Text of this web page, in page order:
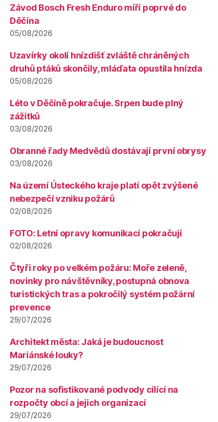
Závod Bosch Fresh Enduro míří poprvé do
Děčína
05/08/2026
Uzavírky okolí hnízdišť zvláště chráněných
druhů ptáků skončily, mláďata opustila hnízda
05/08/2026
Léto v Děčíně pokračuje. Srpen bude plný
zážitků
03/08/2026
Obranné řady Medvědů dostávají první obrysy
03/08/2026
Na území Ústeckého kraje platí opět zvýšené
nebezpečí vzniku požárů
02/08/2026
FOTO: Letní opravy komunikací pokračují
02/08/2026
Čtyři roky po velkém požáru: Moře zeleně,
novinky pro návštěvníky, postupná obnova
turistických tras a pokročilý systém požární
prevence
29/07/2026
Architekt města: Jaká je budoucnost
Mariánské louky?
29/07/2026
Pozor na sofistikované podvody cílící na
rozpočty obcí a jejich organizací
29/07/2026